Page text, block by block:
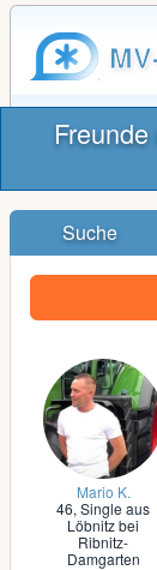
Suche
Mario K.
46, Single aus
Löbnitz bei
Ribnitz-
Damgarten